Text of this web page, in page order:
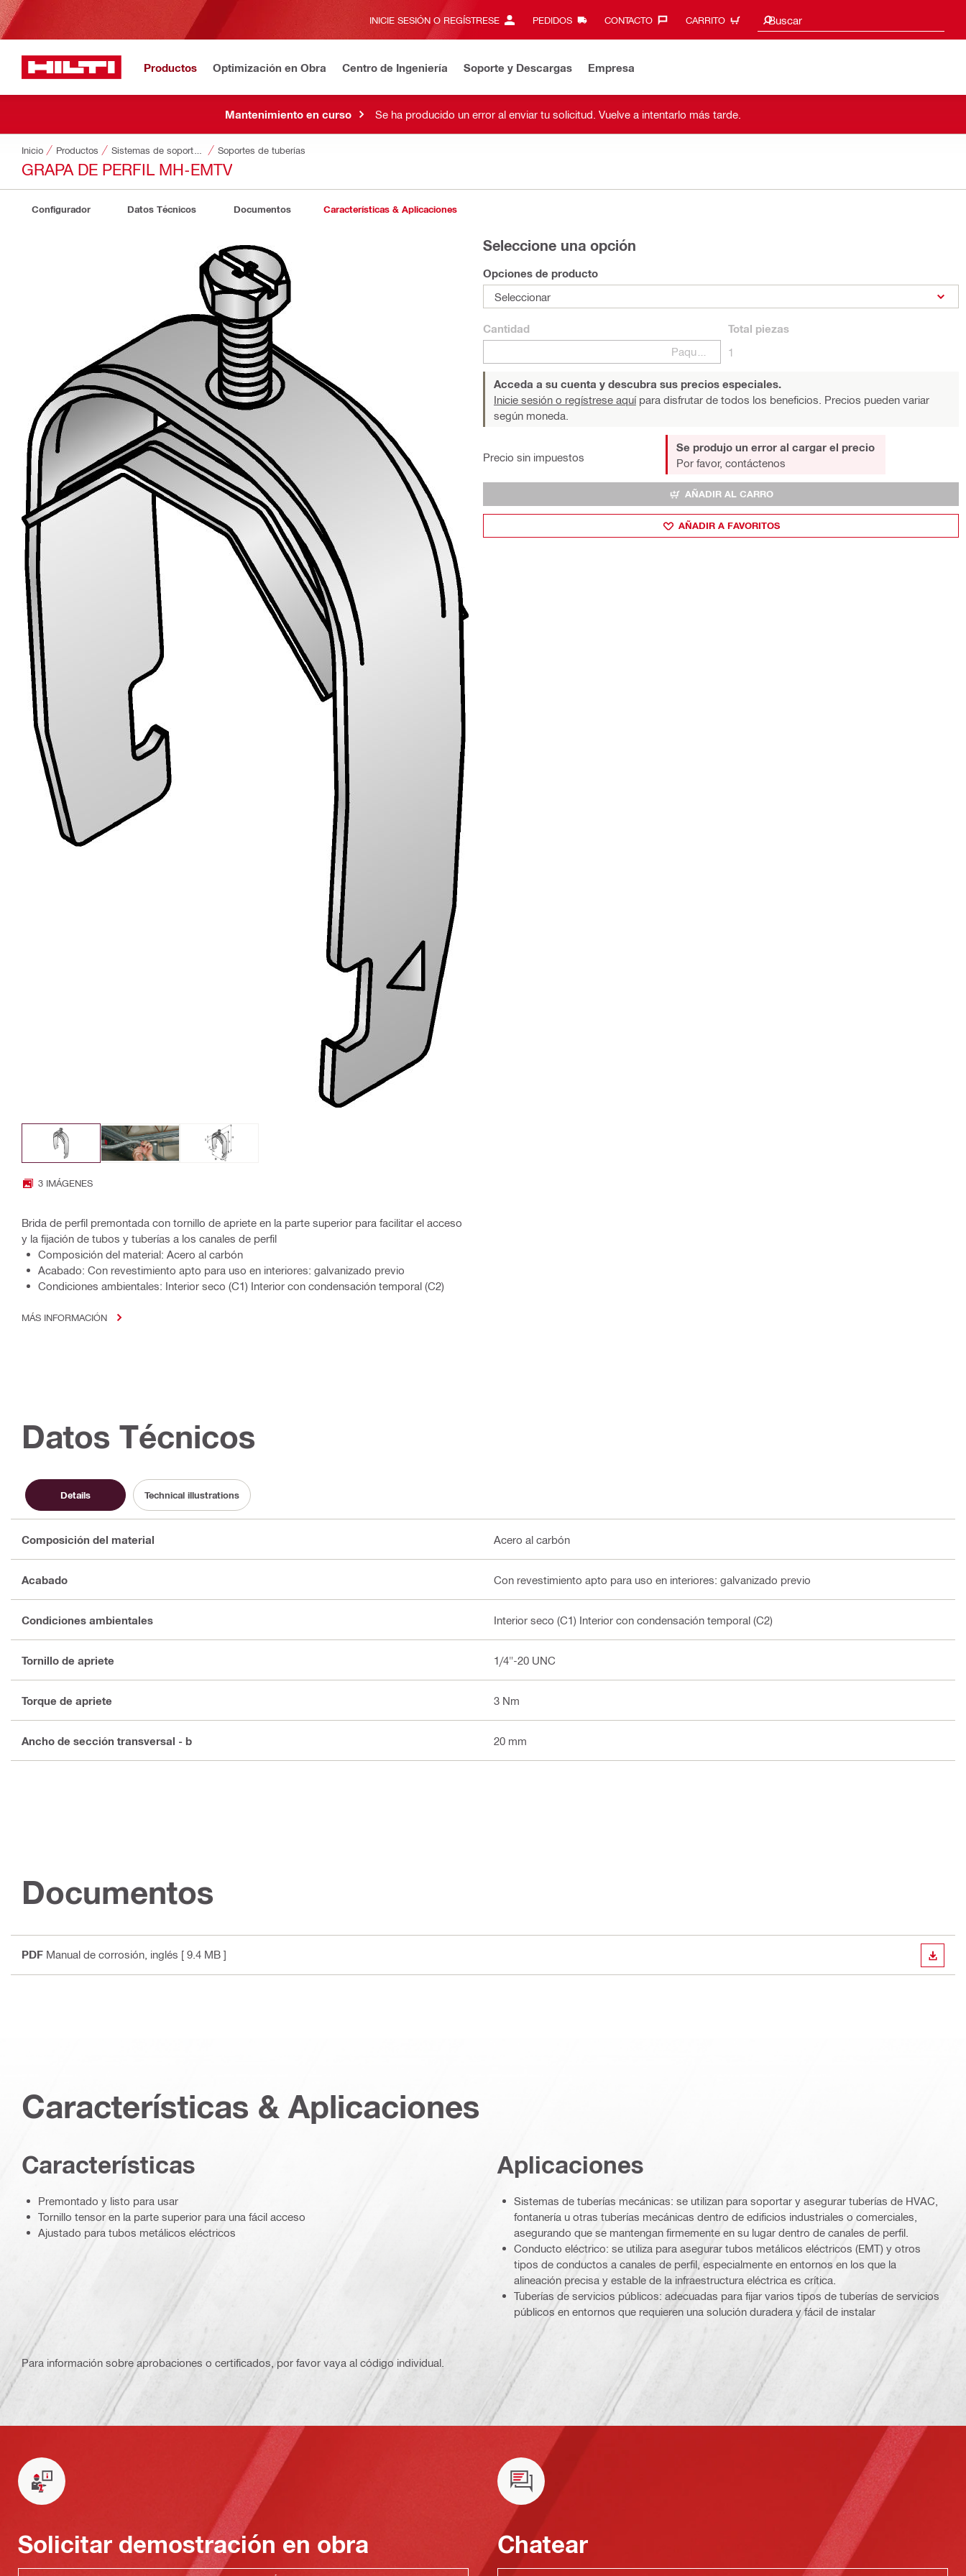
INICIE SESIÓN O REGÍSTRESE PEDIDOS CONTACTO‎ CARRITO Buscar
Sugerencias de búsqueda
Productos Optimización en Obra Centro de Ingeniería Soporte y Descargas Empresa
Mantenimiento en curso Se ha producido un error al enviar tu solicitud. Vuelve a intentarlo más tarde.
Inicio Productos Soportes de tuberías
GRAPA DE PERFIL MH-EMTV
Configurador Datos Técnicos Documentos Características & Aplicaciones
3 IMÁGENES
Brida de perfil premontada con tornillo de apriete en la parte superior para facilitar el acceso
y la fijación de tubos y tuberías a los canales de perfil
Composición del material: Acero al carbón
Acabado: Con revestimiento apto para uso en interiores: galvanizado previo
Condiciones ambientales: Interior seco (C1) Interior con condensación temporal (C2)
MÁS INFORMACIÓN
Seleccione una opción
Opciones de producto
Seleccionar
Cantidad
Paquetes
Total piezas
1
Acceda a su cuenta y descubra sus precios especiales.
Inicie sesión o regístrese aquípara disfrutar de todos los beneficios. Precios pueden variar
según moneda.
Precio sin impuestos
Se produjo un error al cargar el precio
Por favor, contáctenos
AÑADIR AL CARRO
AÑADIR A FAVORITOS
Datos Técnicos
Details Technical illustrations
Composición del material Acero al carbón
Acabado Con revestimiento apto para uso en interiores: galvanizado previo
Condiciones ambientales Interior seco (C1) Interior con condensación temporal (C2)
Tornillo de apriete 1/4"-20 UNC
Torque de apriete 3 Nm
Ancho de sección transversal - b 20 mm
Documentos
PDF Manual de corrosión , inglés [ 9.4 MB ]
Características & Aplicaciones
Características
Premontado y listo para usar
Tornillo tensor en la parte superior para una fácil acceso
Ajustado para tubos metálicos eléctricos
Aplicaciones
Sistemas de tuberías mecánicas: se utilizan para soportar y asegurar tuberías de HVAC,
fontanería u otras tuberías mecánicas dentro de edificios industriales o comerciales,
asegurando que se mantengan firmemente en su lugar dentro de canales de perfil.
Conducto eléctrico: se utiliza para asegurar tubos metálicos eléctricos (EMT) y otros
tipos de conductos a canales de perfil, especialmente en entornos en los que la
alineación precisa y estable de la infraestructura eléctrica es crítica.
Tuberías de servicios públicos: adecuadas para fijar varios tipos de tuberías de servicios
públicos en entornos que requieren una solución duradera y fácil de instalar
Para información sobre aprobaciones o certificados, por favor vaya al código individual.
Solicitar demostración en obra Chatear